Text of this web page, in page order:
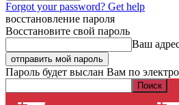
Forgot your password? Get help
восстановление пароля
Восстановите свой пароль
Ваш
Пароль будет выслан Вам по